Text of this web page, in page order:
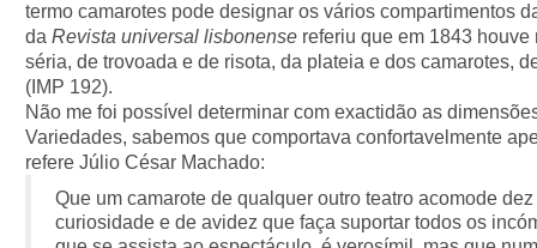
termo camarotes pode designar os vários compartimentos
da Revista universal lisbonense referiu que em 1843
séria, de trovoada e de risota, da plateia e dos camarotes,
(IMP 192).
Não me foi possível determinar com exactidão as
Variedades, sabemos que comportava confortavelmente
refere Júlio César Machado:
Que um camarote de qualquer outro teatro acomode
curiosidade e de avidez que faça suportar todos os